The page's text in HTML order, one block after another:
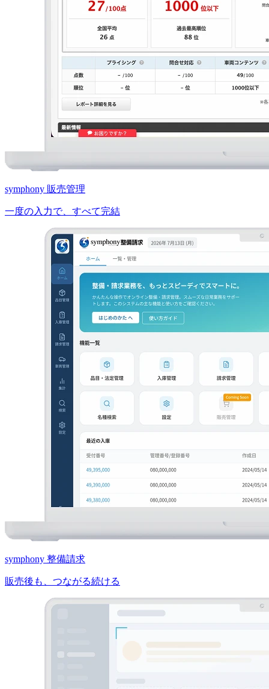
symphony 販売管理
一度の入力で、すべて完結
symphony 整備請求
販売後も、つながる続ける